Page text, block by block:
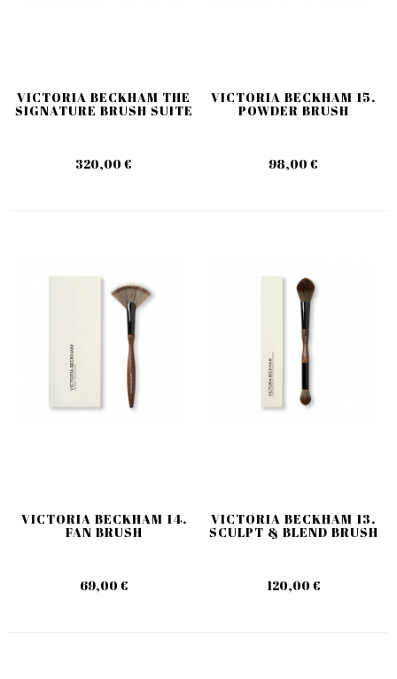
VICTORIA BECKHAM THE
SIGNATURE BRUSH SUITE
320,00 €
VICTORIA BECKHAM 15.
POWDER BRUSH
98,00 €
VICTORIA BECKHAM 14.
FAN BRUSH
69,00 €
VICTORIA BECKHAM 13.
SCULPT & BLEND BRUSH
120,00 €